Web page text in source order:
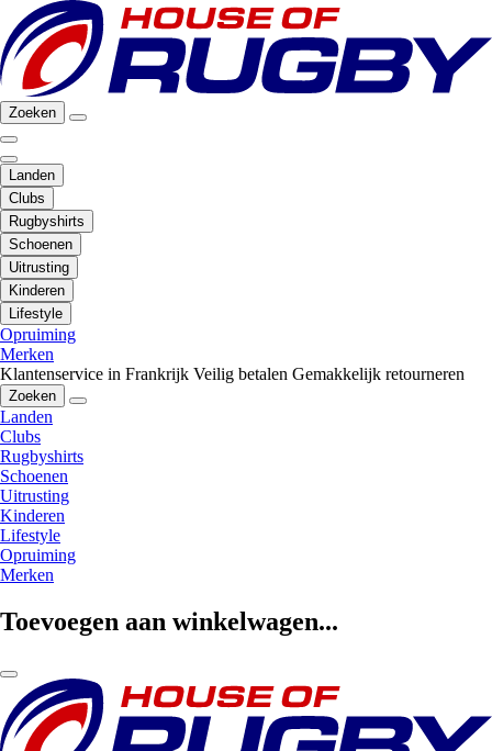
Zoeken
Landen
Clubs
Rugbyshirts
Schoenen
Uitrusting
Kinderen
Lifestyle
Opruiming
Merken
Klantenservice in Frankrijk Veilig betalen Gemakkelijk retourneren
Zoeken
Landen
Clubs
Rugbyshirts
Schoenen
Uitrusting
Kinderen
Lifestyle
Opruiming
Merken
Toevoegen aan winkelwagen...